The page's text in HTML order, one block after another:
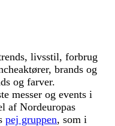
livsstil, forbrug
brands og
og farver.
messer og events i
af Nordeuropas
pej gruppen, som i